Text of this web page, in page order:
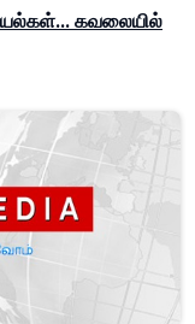
கவலையில்